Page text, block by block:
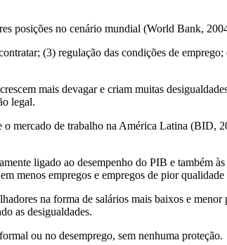
posições no cenário mundial (World Bank,
(3) regulação das condições de emprego;
mais devagar e criam muitas
legal.
mercado de trabalho na América Latina (BID,
ligado ao desempenho do PIB e também às
menos empregos e empregos de pior
na forma de salários mais baixos e
as desigualdades.
ou no desemprego, sem nenhuma proteção.